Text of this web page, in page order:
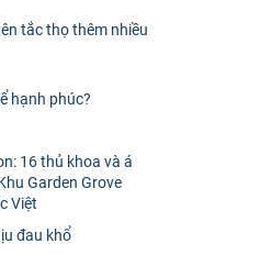
tắc thọ thêm nhiều
hạnh phúc?
16 thủ khoa và á
Garden Grove
Việt
đau khổ